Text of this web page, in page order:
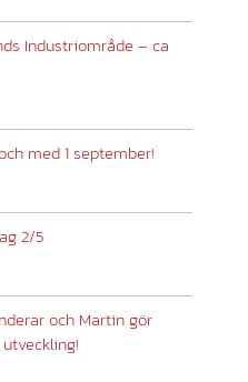
Industriområde – ca
med 1 september!
2/5
och Martin gör